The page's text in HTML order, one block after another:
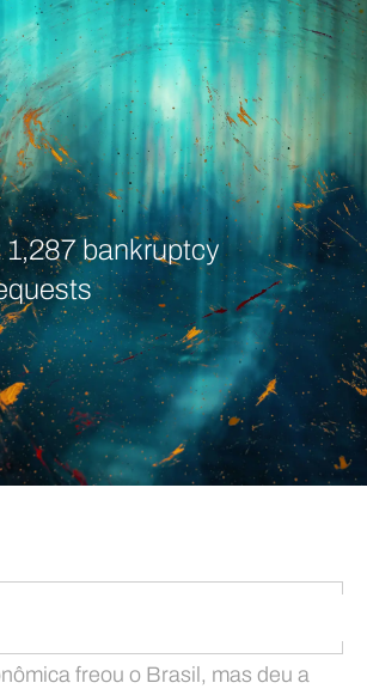
1,287 bankruptcy
freou o Brasil, mas deu a